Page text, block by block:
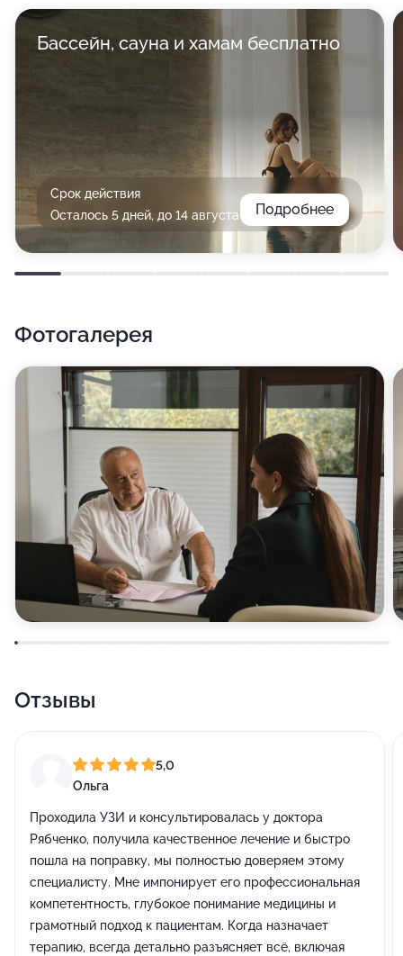
состоянию человека, после чего назначает лечебные
процедуры или отправляет на дополнительные
Бассейн, сауна и хамам бесплатно
Срок действия
Осталось 5 дней, до 14 августа
Подробнее
Фотогалерея
Отзывы
5,0
Ольга
Проходила УЗИ и консультировалась у доктора
Рябченко, получила качественное лечение и быстро
пошла на поправку, мы полностью доверяем этому
специалисту. Мне импонирует его профессиональная
компетентность, глубокое понимание медицины и
грамотный подход к пациентам. Когда назначает
терапию, всегда детально разъясняет всё, включая